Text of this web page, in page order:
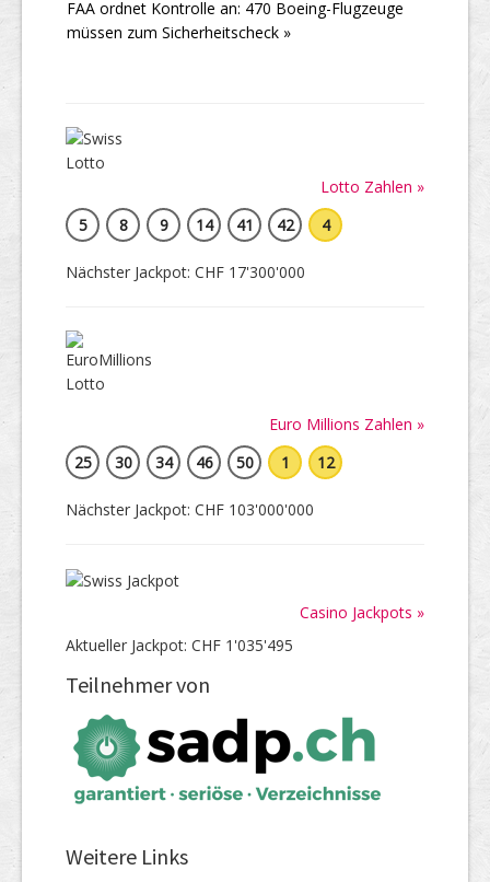
FAA ordnet Kontrolle an: 470 Boeing-Flugzeuge
müssen zum Sicherheitscheck »
Lotto Zahlen »
5
8 9 14 41 42 4
Nächster Jackpot: CHF 17'300'000
Euro Millions Zahlen »
25
30 34 46 50 1 12
Nächster Jackpot: CHF 103'000'000
Casino Jackpots »
Aktueller Jackpot: CHF 1'035'495
Teilnehmer von
Weitere Links